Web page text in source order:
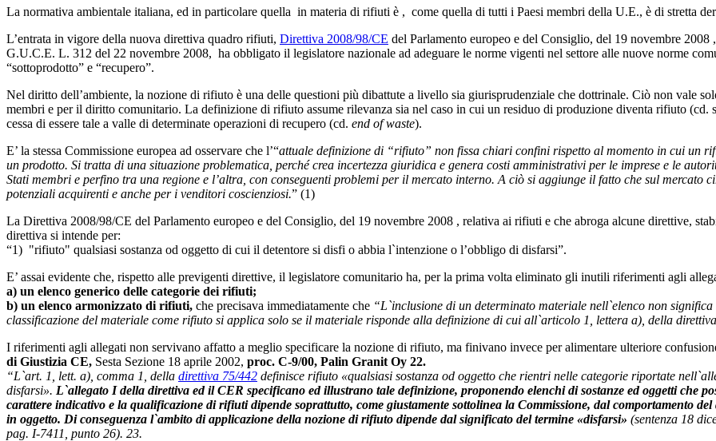
La normativa ambientale italiana, ed in particolare quella in materia di rifiuti è , come quella di tutti i Paesi membri della U.E., è di stretta
L’entrata in vigore della nuova direttiva quadro rifiuti, Direttiva 2008/98/CE del Parlamento europeo e del Consiglio, del 19 novembre
G.U.C.E. L. 312 del 22 novembre 2008, ha obbligato il legislatore nazionale ad adeguare le norme vigenti nel settore alle nuove norme
“sottoprodotto” e “recupero”.
Nel diritto dell’ambiente, la nozione di rifiuto è una delle questioni più dibattute a livello sia giurisprudenziale che dottrinale. Ciò non vale
membri e per il diritto comunitario. La definizione di rifiuto assume rilevanza sia nel caso in cui un residuo di produzione diventa rifiuto
cessa di essere tale a valle di determinate operazioni di recupero (cd. end of waste).
E’ la stessa Commissione europea ad osservare che l’“attuale definizione di “rifiuto” non fissa chiari confini rispetto al momento in cui un
un prodotto. Si tratta di una situazione problematica, perché crea incertezza giuridica e genera costi amministrativi per le imprese e le
Stati membri e perfino tra una regione e l’altra, con conseguenti problemi per il mercato interno. A ciò si aggiunge il fatto che sul
potenziali acquirenti e anche per i venditori coscienziosi.” (1)
La Direttiva 2008/98/CE del Parlamento europeo e del Consiglio, del 19 novembre 2008 , relativa ai rifiuti e che abroga alcune direttive,
direttiva si intende per:
“1) "rifiuto" qualsiasi sostanza od oggetto di cui il detentore si disfi o abbia l`intenzione o l’obbligo di disfarsi”.
E’ assai evidente che, rispetto alle previgenti direttive, il legislatore comunitario ha, per la prima volta eliminato gli inutili riferimenti agli
a) un elenco generico delle categorie dei rifiuti;
b) un elenco armonizzato di rifiuti, che precisava immediatamente che “L`inclusione di un determinato materiale nell`elenco non
classificazione del materiale come rifiuto si applica solo se il materiale risponde alla definizione di cui all`articolo 1, lettera a), della
I riferimenti agli allegati non servivano affatto a meglio specificare la nozione di rifiuto, ma finivano invece per alimentare ulteriore
di Giustizia CE, Sesta Sezione 18 aprile 2002, proc. C-9/00, Palin Granit Oy 22.
“L`art. 1, lett. a), comma 1, della direttiva 75/442 definisce rifiuto «qualsiasi sostanza od oggetto che rientri nelle categorie riportate
disfarsi». L`allegato I della direttiva ed il CER specificano ed illustrano tale definizione, proponendo elenchi di sostanze ed oggetti che
carattere indicativo e la qualificazione di rifiuti dipende soprattutto, come giustamente sottolinea la Commissione, dal comportamento
in oggetto. Di conseguenza l`ambito di applicazione della nozione di rifiuto dipende dal significato del termine «disfarsi» (sentenza 18
pag. I-7411, punto 26). 23.